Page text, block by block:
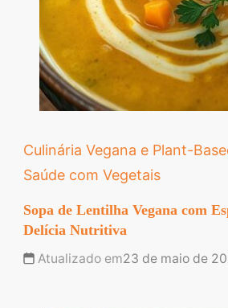
Culinária Vegana e Plant-
Saúde com Vegetais
Sopa de Lentilha Vegana com
Delícia Nutritiva
Atualizado em23 de maio de